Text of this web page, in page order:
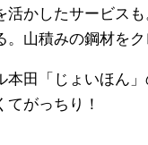
活かしたサービス
。山積みの鋼材を
本田「じょいほん
てがっちり！